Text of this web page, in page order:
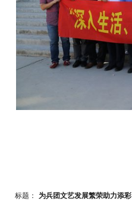
标题： 为兵团文艺发展繁荣助力添彩